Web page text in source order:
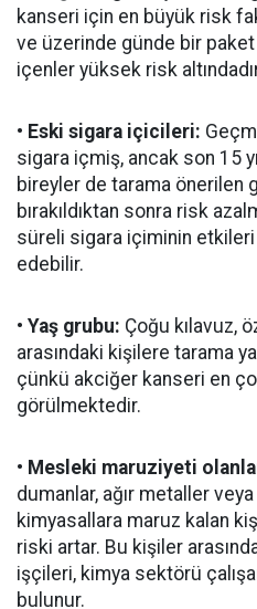
kanseri için en büyük risk
ve üzerinde günde bir
içenler yüksek risk
• Eski sigara içicileri:
sigara içmiş, ancak son 15
bireyler de tarama önerilen
bırakıldıktan sonra risk
süreli sigara içiminin etkileri
edebilir.
• Yaş grubu: Çoğu kılavuz,
arasındaki kişilere tarama
çünkü akciğer kanseri en
görülmektedir.
• Mesleki maruziyeti
dumanlar, ağır metaller
kimyasallara maruz kalan
riski artar. Bu kişiler
işçileri, kimya sektörü
bulunur.